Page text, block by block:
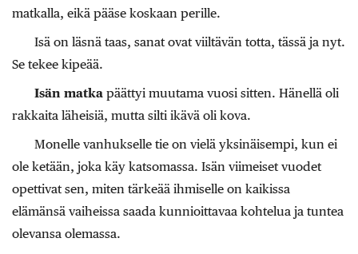
matkalla, eikä pääse koskaan perille.
Isä on läsnä taas, sanat ovat viiltävän totta, tässä ja nyt.
Se tekee kipeää.
Isän matka päättyi muutama vuosi sitten. Hänellä oli
rakkaita läheisiä, mutta silti ikävä oli kova.
Monelle vanhukselle tie on vielä yksinäisempi, kun ei
ole ketään, joka käy katsomassa. Isän viimeiset vuodet
opettivat sen, miten tärkeää ihmiselle on kaikissa
elämänsä vaiheissa saada kunnioittavaa kohtelua ja tuntea
olevansa olemassa.